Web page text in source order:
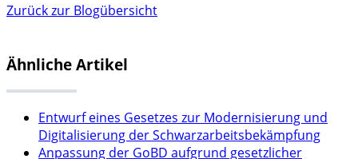
Zurück zur Blogübersicht
Ähnliche Artikel
Entwurf eines Gesetzes zur Modernisierung und
Digitalisierung der Schwarzarbeitsbekämpfung
Anpassung der GoBD aufgrund gesetzlicher